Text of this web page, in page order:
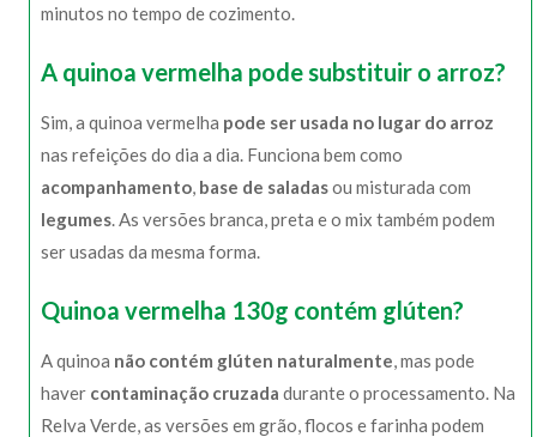
minutos no tempo de cozimento.
A quinoa vermelha pode substituir o arroz?
Sim, a quinoa vermelha pode ser usada no lugar do arroz
nas refeições do dia a dia. Funciona bem como
acompanhamento base de saladasou misturada com
legumes . As versões branca, preta e o mix também podem
ser usadas da mesma forma.
Quinoa vermelha 130g contém glúten?
A quinoa não contém glúten naturalmente , mas pode
haver contaminação cruzada durante o processamento. Na
Relva Verde, as versões em grão, flocos e farinha podem